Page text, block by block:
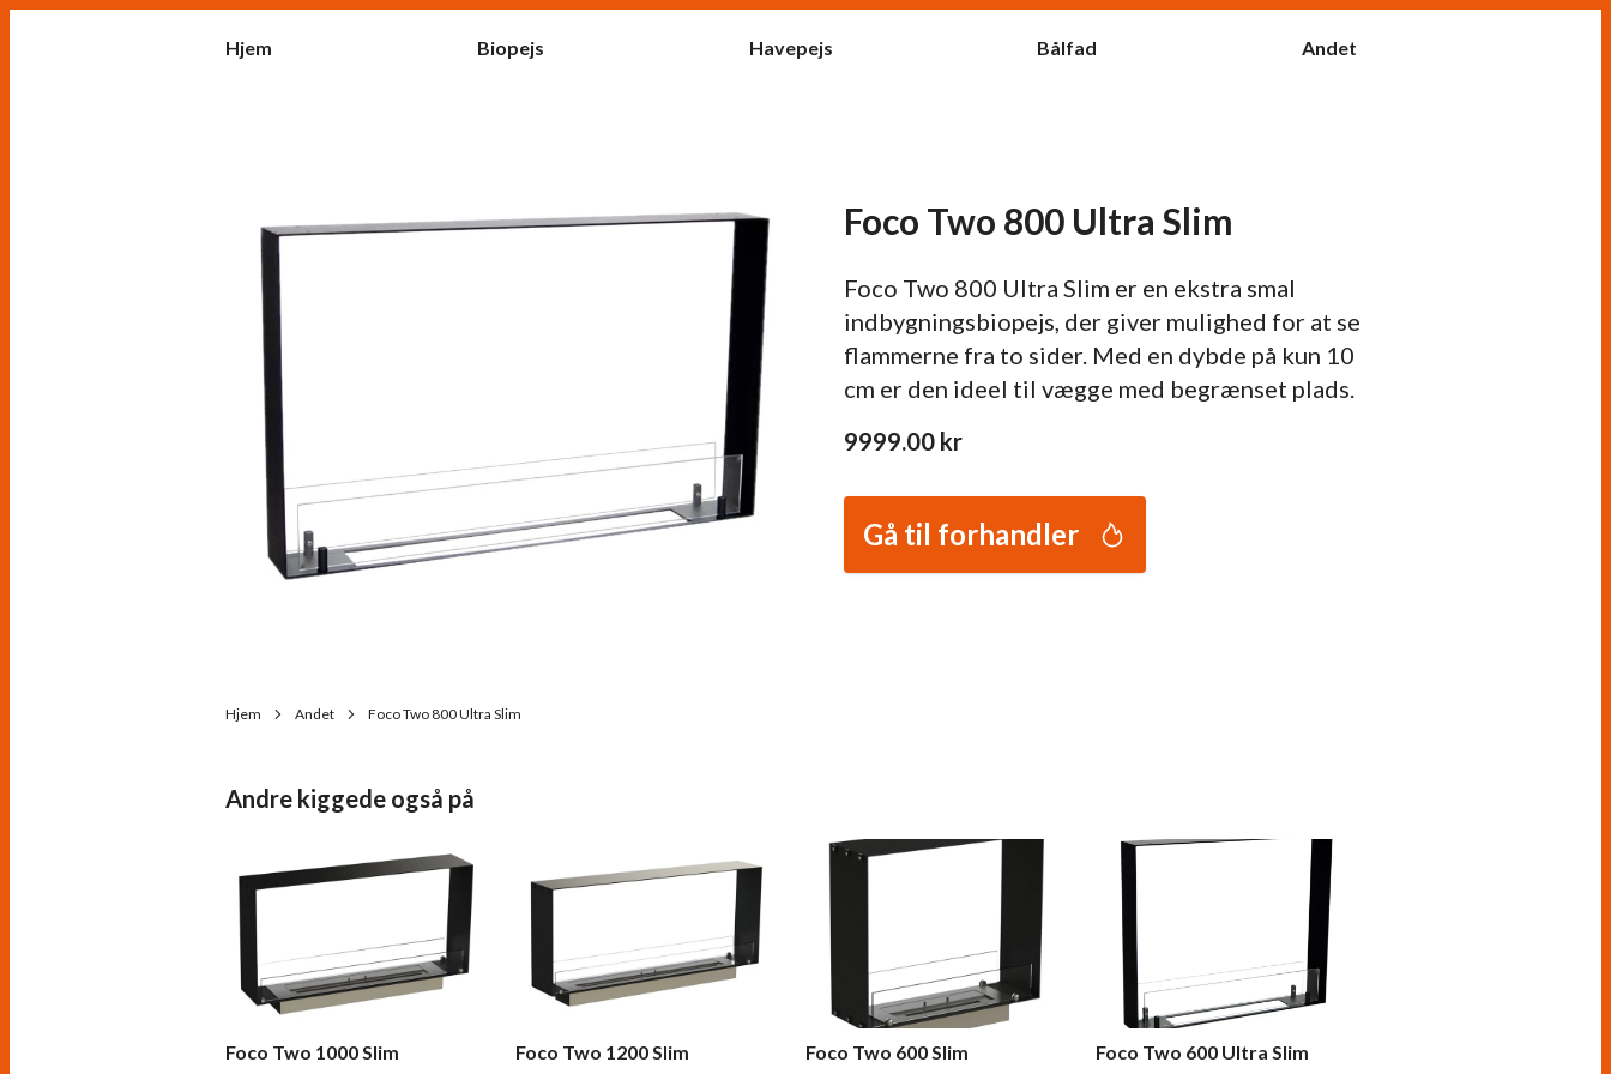
Hjem Biopejs Havepejs Bålfad Andet
Foco Two 800 Ultra Slim
Foco Two 800 Ultra Slim er en ekstra smal
indbygningsbiopejs, der giver mulighed for at se
flammerne fra to sider. Med en dybde på kun 10
cm er den ideel til vægge med begrænset plads.
9999.00 kr
Gå til forhandler
Hjem Andet Foco Two 800 Ultra Slim
Andre kiggede også på
Foco Two 1000 Slim Foco Two 1200 Slim Foco Two 600 Slim Foco Two 600 Ultra Slim